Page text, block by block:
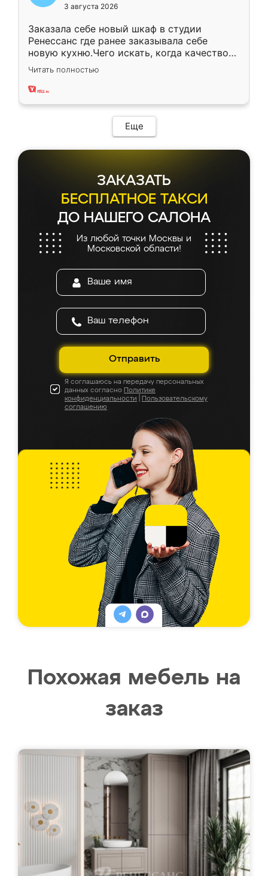
3 августа 2026
Заказала себе новый шкаф в студии
Ренессанс где ранее заказывала себе
новую кухню.Чего искать, когда качеством
вполне довольна. Служит кухня уже почти
два года, нареканий нет.
Читать полностью
Еще
ЗАКАЗАТЬ
БЕСПЛАТНОЕ ТАКСИ
ДО НАШЕГО САЛОНА
Из любой точки Москвы и
Московской области!
Отправить
Я соглашаюсь на передачу персональных
данных согласно Политике
конфиденциальности
Пользовательскому
соглашению
Похожая мебель на
заказ